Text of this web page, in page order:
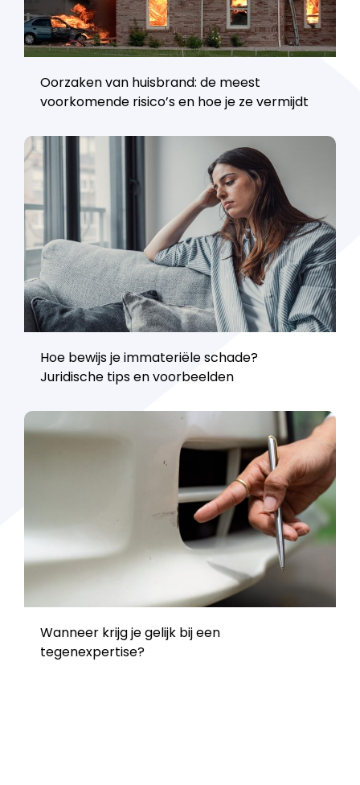
Oorzaken van huisbrand: de meest
voorkomende risico’s en hoe je ze vermijdt
Hoe bewijs je immateriële schade?
Juridische tips en voorbeelden
Wanneer krijg je gelijk bij een
tegenexpertise?